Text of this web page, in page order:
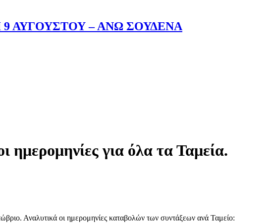
ΑΥΓΟΥΣΤΟΥ – ΑΝΩ ΣΟΥΔΕΝΑ
για όλα τα Ταμεία.
Αναλυτικά οι ημερομηνίες καταβολών των συντάξεων ανά Ταμείο: